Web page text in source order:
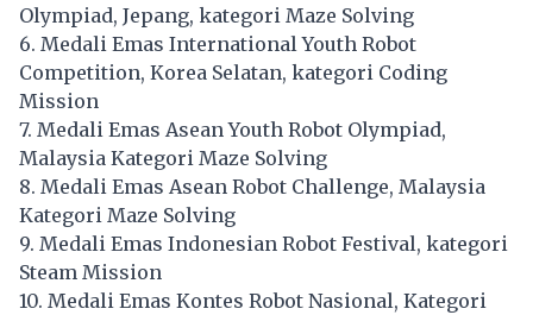
Olympiad, Jepang, kategori Maze Solving
6. Medali Emas International Youth Robot
Competition, Korea Selatan, kategori Coding
Mission
7. Medali Emas Asean Youth Robot Olympiad,
Malaysia Kategori Maze Solving
8. Medali Emas Asean Robot Challenge, Malaysia
Kategori Maze Solving
9. Medali Emas Indonesian Robot Festival, kategori
Steam Mission
10. Medali Emas Kontes Robot Nasional, Kategori